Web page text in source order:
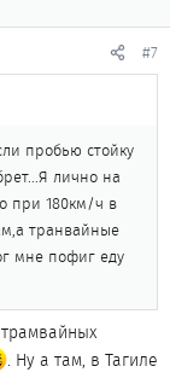
#7
пробью стойку
лично на
при 180км/ч в
транвайные
мне пофиг еду
. Ну а там, в Тагиле